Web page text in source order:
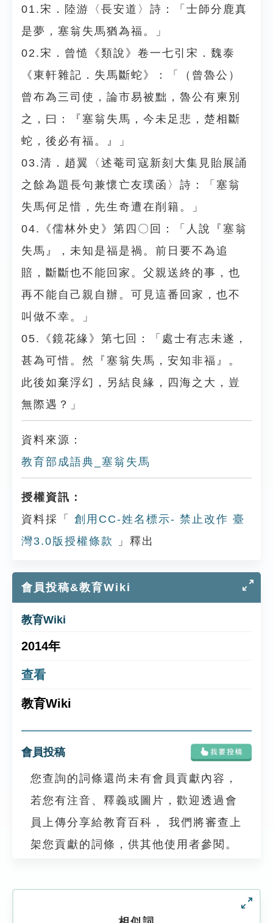
01.宋．陸游〈長安道〉詩：「士師分鹿真
是夢，塞翁失馬猶為福。」
02.宋．曾慥《類說》卷一七引宋．魏泰
《東軒雜記．失馬斷蛇》：「（曾魯公）
曾布為三司使，論市易被黜，魯公有柬別
之，曰：『塞翁失馬，今未足悲，楚相斷
蛇，後必有福。』」
03.清．趙翼〈述菴司寇新刻大集見貽展誦
之餘為題長句兼懷亡友璞函〉詩：「塞翁
失馬何足惜，先生奇遭在削籍。」
04.《儒林外史》第四〇回：「人說『塞翁
失馬』，未知是福是禍。前日要不為追
賠，斷斷也不能回家。父親送終的事，也
再不能自己親自辦。可見這番回家，也不
叫做不幸。」
05.《鏡花緣》第七回：「處士有志未遂，
甚為可惜。然『塞翁失馬，安知非福』。
此後如棄浮幻，另結良緣，四海之大，豈
無際遇？」
資料來源：
教育部成語典_塞翁失馬
授權資訊：
資料採「
創用CC-姓名標示- 禁止改作 臺
灣3.0版授權條款
」釋出
會員投稿&教育Wiki
教育Wiki
2014年
查看
教育Wiki
會員投稿
您查詢的詞條還尚未有會員貢獻內容，
若您有注音、釋義或圖片，歡迎透過會
員上傳分享給教育百科， 我們將審查上
架您貢獻的詞條，供其他使用者參閱。